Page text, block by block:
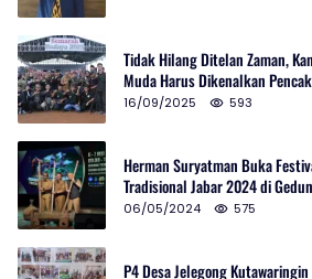
Tidak Hilang Ditelan Zaman,
Muda Harus Dikenalkan
16/09/2025 593
Herman Suryatman Buka
Tradisional Jabar 2024 di
06/05/2024 575
P4 Desa Jelegong